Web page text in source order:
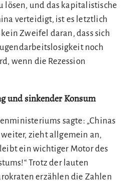
lösen, und das kapitalistische
verteidigt, ist es letztlich
Zweifel daran, dass sich
noch
wenn die Rezession
und sinkender Konsum
sagte: „Chinas
zieht allgemein an,
ein wichtiger Motor des
Trotz der lauten
erzählen die Zahlen